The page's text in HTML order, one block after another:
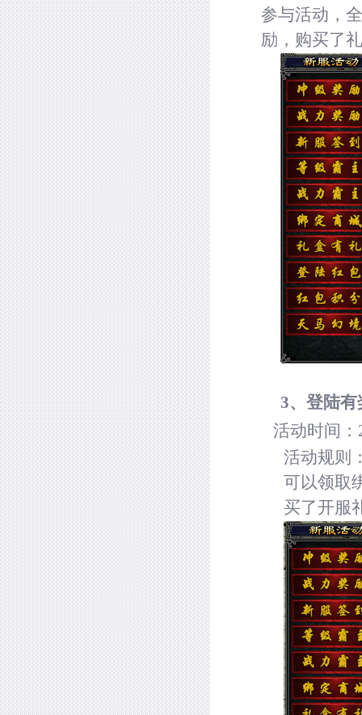
参与活动，
励，购买了
3、登陆有
活动时间：
活动规则
可以领取
买了开服